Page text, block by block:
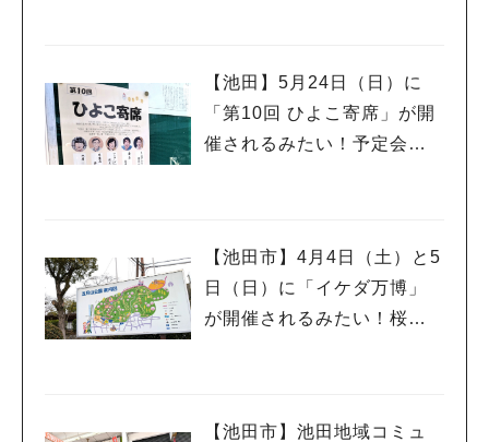
【池田】5月24日（日）に
「第10回 ひよこ寄席」が開
催されるみたい！予定会場
【池田市】4月4日（土）と5
日（日）に「イケダ万博」
が開催されるみたい！桜も
【池田市】池田地域コミュ